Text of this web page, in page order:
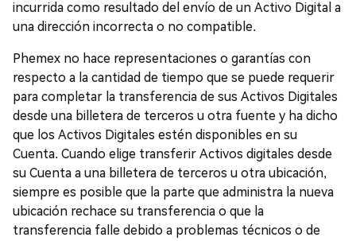
incurrida como resultado del envío de un Activo Digital a
una dirección incorrecta o no compatible.
Phemex no hace representaciones o garantías con
respecto a la cantidad de tiempo que se puede requerir
para completar la transferencia de sus Activos Digitales
desde una billetera de terceros u otra fuente y ha dicho
que los Activos Digitales estén disponibles en su
Cuenta. Cuando elige transferir Activos digitales desde
su Cuenta a una billetera de terceros u otra ubicación,
siempre es posible que la parte que administra la nueva
ubicación rechace su transferencia o que la
transferencia falle debido a problemas técnicos o de